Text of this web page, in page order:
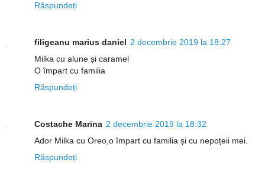
Răspundeți
filigeanu marius daniel 2 decembrie 2019 la 18:27
Milka cu alune și caramel
O împart cu familia
Răspundeți
Costache Marina 2 decembrie 2019 la 18:32
Ador Milka cu Oreo,o împart cu familia și cu nepoțeii mei.
Răspundeți